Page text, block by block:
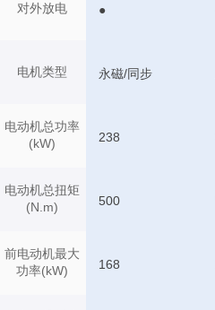
对外放电
电机类型
电动机总功率
(kW)
电动机总扭矩
(N.m)
前电动机最大
功率(kW)
●
永磁/同步
238
500
168